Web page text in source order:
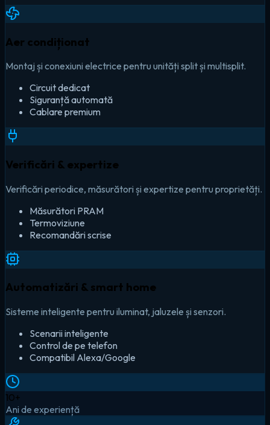
Aer condiționat
Montaj și conexiuni electrice pentru unități split și multisplit.
Circuit dedicat
Siguranță automată
Cablare premium
Verificări & expertize
Verificări periodice, măsurători și expertize pentru proprietăți.
Măsurători PRAM
Termoviziune
Recomandări scrise
Automatizări & smart home
Sisteme inteligente pentru iluminat, jaluzele și senzori.
Scenarii inteligente
Control de pe telefon
Compatibil Alexa/Google
10+
Ani de experiență